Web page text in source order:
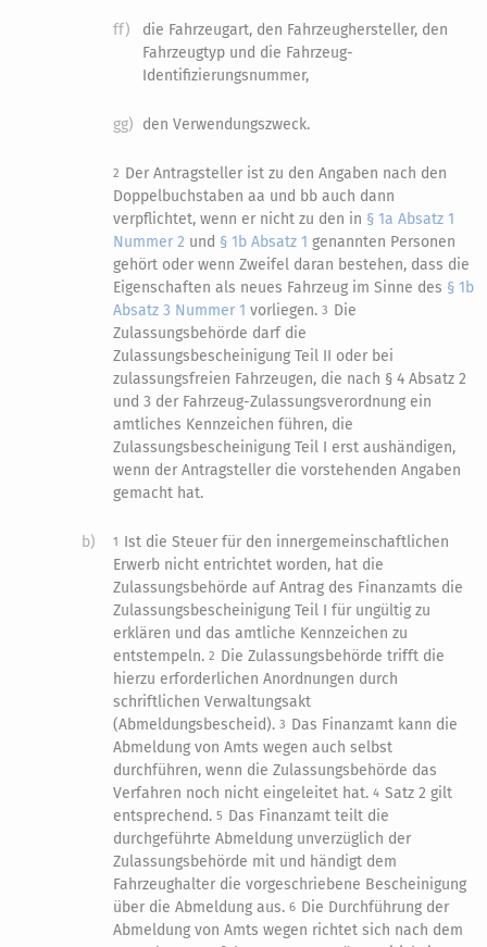
ff)
die Fahrzeugart, den Fahrzeughersteller, den
Fahrzeugtyp und die Fahrzeug-
Identifizierungsnummer,
gg) den Verwendungszweck.
2 Der Antragsteller ist zu den Angaben nach den
Doppelbuchstaben aa und bb auch dann
verpflichtet, wenn er nicht zu den in § 1a Absatz 1
Nummer 2 und § 1b Absatz 1 genannten Personen
gehört oder wenn Zweifel daran bestehen, dass die
Eigenschaften als neues Fahrzeug im Sinne des § 1b
Absatz 3 Nummer 1 vorliegen.3 Die
Zulassungsbehörde darf die
Zulassungsbescheinigung Teil II oder bei
zulassungsfreien Fahrzeugen, die nach § 4 Absatz 2
und 3 der Fahrzeug-Zulassungsverordnung ein
amtliches Kennzeichen führen, die
Zulassungsbescheinigung Teil I erst aushändigen,
wenn der Antragsteller die vorstehenden Angaben
gemacht hat.
b) 1
Ist die Steuer für den innergemeinschaftlichen
Erwerb nicht entrichtet worden, hat die
Zulassungsbehörde auf Antrag des Finanzamts die
Zulassungsbescheinigung Teil I für ungültig zu
erklären und das amtliche Kennzeichen zu
entstempeln.2 Die Zulassungsbehörde trifft die
hierzu erforderlichen Anordnungen durch
schriftlichen Verwaltungsakt
(Abmeldungsbescheid).3 Das Finanzamt kann die
Abmeldung von Amts wegen auch selbst
durchführen, wenn die Zulassungsbehörde das
Verfahren noch nicht eingeleitet hat.4 Satz 2 gilt
entsprechend.5 Das Finanzamt teilt die
durchgeführte Abmeldung unverzüglich der
Zulassungsbehörde mit und händigt dem
Fahrzeughalter die vorgeschriebene Bescheinigung
über die Abmeldung aus.6 Die Durchführung der
Abmeldung von Amts wegen richtet sich nach dem